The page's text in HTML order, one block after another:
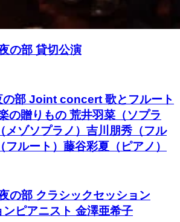
の部 貸切公演
の部 Joint concert 歌とフルート
の贈りもの 荒井羽菜（ソプラ
メゾソプラノ）吉川朋秀（フル
ルート）藤谷彩夏（ピアノ）
の部 クラシックセッション
ピアニスト 金澤亜希子